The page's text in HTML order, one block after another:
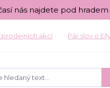
nás najdete pod
prodejních akcí Pár slov o